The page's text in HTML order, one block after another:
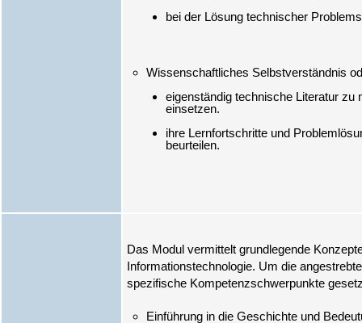
bei der Lösung technischer
eigenständig technische Literatur zu
einsetzen.
ihre Lernfortschritte und
beurteilen.
Das Modul vermittelt grundlegende
Informationstechnologie. Um die